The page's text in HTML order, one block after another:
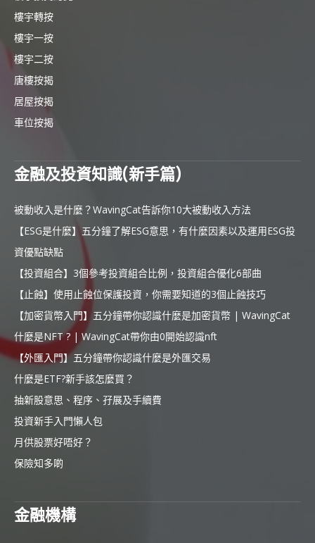
樓宇轉按
樓宇一按
樓宇二按
唐樓按揭
居屋按揭
車位按揭
金融及投資知識(新手篇)
被動收入是什麼？WavingCat告訴你10大被動收入方法
【ESG是什麼】五分鐘了解ESG意思，有什麼因素以及運用ESG投
資優點缺點
【投資組合】3個參考投資組合比例，投資組合優化6部曲
【止蝕】使用止蝕位保護投資，你需要知道的3個止蝕技巧
【加密貨幣入門】五分鐘帶你認識什麼是加密貨幣 | WavingCat
什麼是NFT ? | WavingCat帶你由0開始認識nft
【外匯入門】五分鐘帶你認識什麼是外匯交易
什麼是ETF?新手該怎麼買？
抽新股意思、程序、孖展及手續費
投資新手入門懶人包
月供股票好唔好？
保險知多啲
金融機構